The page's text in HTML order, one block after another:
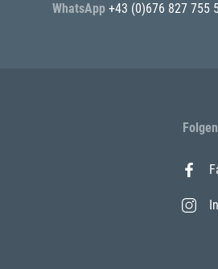
WhatsApp +43 (0)676 827 755